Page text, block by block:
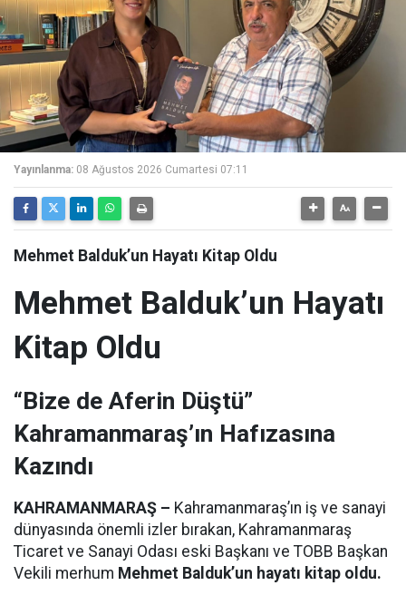
Yayınlanma: 08 Ağustos 2026 Cumartesi 07:11
Mehmet Balduk’un Hayatı Kitap Oldu
Mehmet Balduk’un Hayatı
Kitap Oldu
“Bize de Aferin Düştü”
Kahramanmaraş’ın Hafızasına
Kazındı
KAHRAMANMARAŞ – Kahramanmaraş’ın iş ve sanayi
dünyasında önemli izler bırakan, Kahramanmaraş
Ticaret ve Sanayi Odası eski Başkanı ve TOBB Başkan
Vekili merhum Mehmet Balduk’un hayatı kitap oldu.